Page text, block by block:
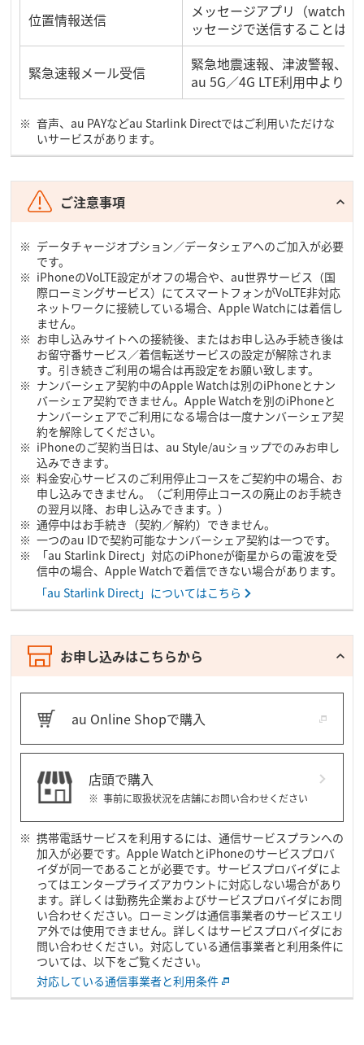
位置情報送信
メッセージアプリ（
ッセージで送信することは
緊急速報メール受信
緊急地震速報、津波警報、
au 5G／4G LTE利用中より
音声、au PAYなどau Starlink Directではご利用いただけな
いサービスがあります。
ご注意事項
データチャージオプション／データシェアへのご加入が必要
です。
iPhoneのVoLTE設定がオフの場合や、au世界サービス（国
際ローミングサービス）にてスマートフォンがVoLTE非対応
ネットワークに接続している場合、Apple Watchには着信し
ません。
お申し込みサイトへの接続後、またはお申し込み手続き後は
お留守番サービス／着信転送サービスの設定が解除されま
す。引き続きご利用の場合は再設定をお願い致します。
ナンバーシェア契約中のApple Watchは別のiPhoneとナン
バーシェア契約できません。Apple Watchを別のiPhoneと
ナンバーシェアでご利用になる場合は一度ナンバーシェア契
約を解除してください。
iPhoneのご契約当日は、au Style/auショップでのみお申し
込みできます。
料金安心サービスのご利用停止コースをご契約中の場合、お
申し込みできません。（ご利用停止コースの廃止のお手続き
の翌月以降、お申し込みできます。）
通停中はお手続き（契約／解約）できません。
一つのau IDで契約可能なナンバーシェア契約は一つです。
「au Starlink Direct」対応のiPhoneが衛星からの電波を受
信中の場合、Apple Watchで着信できない場合があります。
「au Starlink Direct」についてはこちら
お申し込みはこちらから
au Online Shopで購入
店頭で購入
事前に取扱状況を店舗にお問い合わせください
携帯電話サービスを利用するには、通信サービスプランへの
加入が必要です。Apple WatchとiPhoneのサービスプロバ
イダが同一であることが必要です。サービスプロバイダによ
ってはエンタープライズアカウントに対応しない場合があり
ます。詳しくは勤務先企業およびサービスプロバイダにお問
い合わせください。ローミングは通信事業者のサービスエリ
ア外では使用できません。詳しくはサービスプロバイダにお
問い合わせください。対応している通信事業者と利用条件に
ついては、以下をご覧ください。
対応している通信事業者と利用条件